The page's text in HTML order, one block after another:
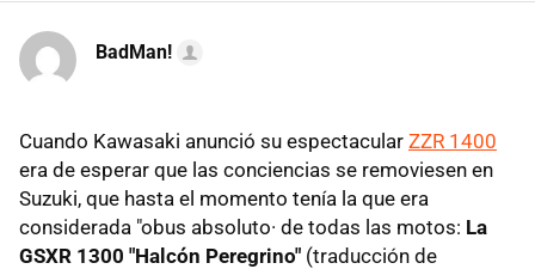
BadMan!
Cuando Kawasaki anunció su espectacular ZZR 1400
era de esperar que las conciencias se removiesen en
Suzuki, que hasta el momento tenía la que era
considerada "obus absoluto· de todas las motos: La
GSXR 1300 "Halcón Peregrino" (traducción de